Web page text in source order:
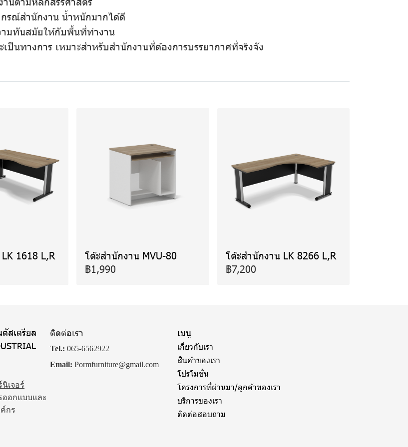
รณ์สำนักงาน น้ำหนักมากได้ดี
ามทันสมัยให้กับพื้นที่ทำงาน
ป็นทางการ เหมาะสำหรับสำนักงานที่ต้องการบรรยากาศที่จริงจัง
1618 L,R
โต๊ะสำนักงาน MVU-80
฿1,990
โต๊ะสำนักงาน LK 8266 L,R
฿7,200
สเตรียล
นิเจอร์
อกแบบและ
กร
ติดต่อเรา
Tel.: 065-6562922
Email: Pormfurniture@gmail.com
เมนู
เกี่ยวกับเรา
สินค้าของเรา
โปรโมชั่น
โครงการที่ผ่านมา/ลูกค้าของเรา
บริการของเรา
ติดต่อสอบถาม